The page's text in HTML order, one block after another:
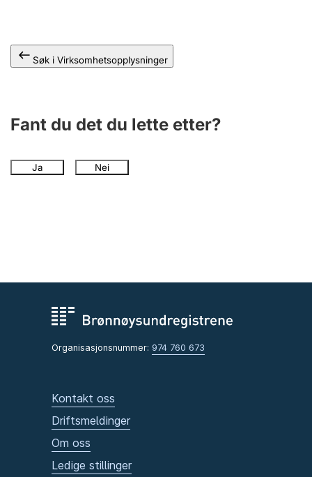
Søk i Virksomhetsopplysninger
Fant du det du lette etter?
Ja Nei
Organisasjonsnummer: 974 760 673
Kontakt oss
Driftsmeldinger
Om oss
Ledige stillinger